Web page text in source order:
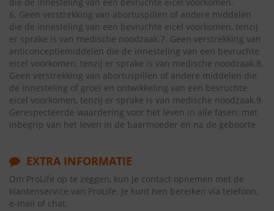
6. Geen verstrekking van abortuspillen of andere middelen
die de innesteling van een bevruchte eicel voorkomen, tenzij
er sprake is van medische noodzaak.7. Geen verstrekking van
anticonceptiemiddelen die de innesteling van een bevruchte
eicel voorkomen, tenzij er sprake is van medische noodzaak.8.
Geen verstrekking van abortuspillen of andere middelen die
de innesteling of groei en ontwikkeling van een bevruchte
eicel voorkomen, tenzij er sprake is van medische noodzaak.9.
Gerespecteerde waardering voor het leven in alle fasen, met
inbegrip van het leven in de baarmoeder en na de geboorte
EXTRA INFORMATIE
Om ProLife op te zeggen, kun je contact opnemen met de
klantenservice van ProLife. Je kunt hen bereiken via telefoon,
e-mail of chat.